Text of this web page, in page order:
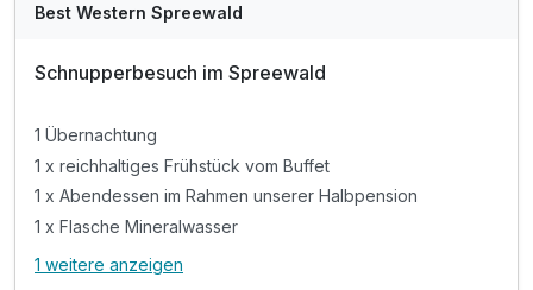
Best Western Spreewald
Schnupperbesuch im Spreewald
1 Übernachtung
1 x reichhaltiges Frühstück vom Buffet
1 x Abendessen im Rahmen unserer Halbpension
1 x Flasche Mineralwasser
Alle Inklusivleistungen
1 weitere anzeigen